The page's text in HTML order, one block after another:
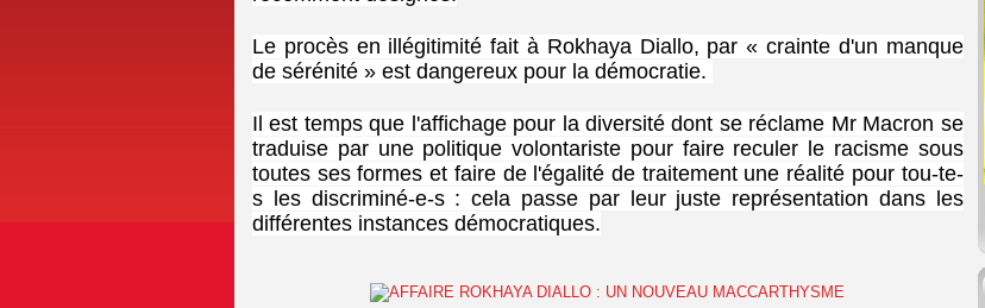
Le procès en illégitimité fait à Rokhaya Diallo, par « crainte d'un manque
de sérénité » est dangereux pour la démocratie.
Il est temps que l'affichage pour la diversité dont se réclame Mr Macron se
traduise par une politique volontariste pour faire reculer le racisme sous
toutes ses formes et faire de l'égalité de traitement une réalité pour tou-te-
s les discriminé-e-s : cela passe par leur juste représentation dans les
différentes instances démocratiques.